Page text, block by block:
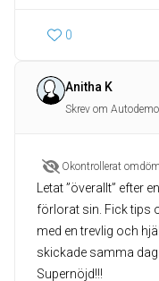
0
Anitha K
Skrev om
Okontrollerat
Letat ”överallt” efter
förlorat sin. Fick tips
med en trevlig och
skickade samma
Supernöjd!!!